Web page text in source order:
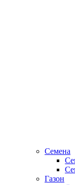
Семена
Газон